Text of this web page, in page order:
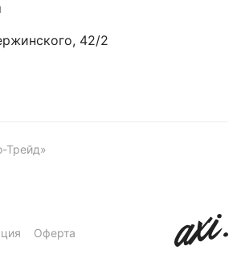
42/2
Оферта